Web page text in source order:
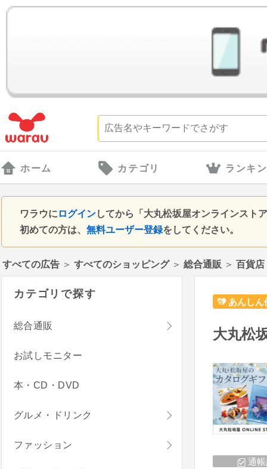
ホーム カテゴリ ランキ
ワラウに ログインしてから「大丸松坂屋オンラインスト
初めての方は、 無料ユーザー登録をしてください。
すべての広告 ＞ すべてのショッピング＞ 総合通販 ＞ 百貨
あんしん
大丸松
通
カテゴリで探す
総合通販
お試しモニター
本・CD・DVD
グルメ・ドリンク
ファッション